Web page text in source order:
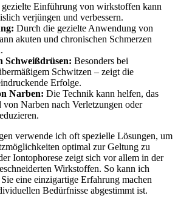
Einführung von wirkstoffen​ kann
verjüngen und verbessern.
Durch die ⁢gezielte Anwendung von
akuten und chronischen Schmerzen
Schweißdrüsen: Besonders bei
Schwitzen –⁢ zeigt die
Erfolge.
Narben: Die Technik kann helfen, das
von Narben nach Verletzungen oder
verwende ich oft spezielle Lösungen, um
optimal zur Geltung zu
Iontophorese zeigt sich vor allem in der
Wirkstoffen.⁤ So kann ich
eine einzigartige​ Erfahrung ​machen
Bedürfnisse abgestimmt ist.